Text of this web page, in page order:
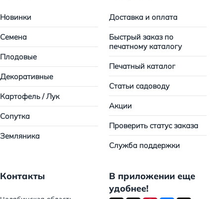
Новинки
Семена
Плодовые
Декоративные
Картофель / Лук
Сопутка
Земляника
Доставка и оплата
Быстрый заказ по
печатному каталогу
Печатный каталог
Статьи садоводу
Акции
Проверить статус заказа
Служба поддержки
Контакты
В приложении еще
удобнее!